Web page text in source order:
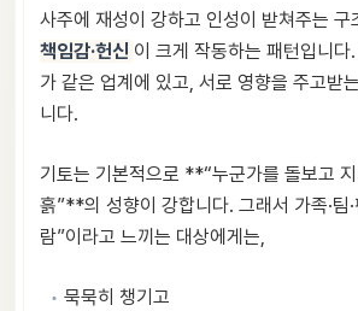
사주에 재성이 강하고 인성이 받쳐주는 구
책임감·헌신 이 크게 작동하는 패턴입니다
가 같은 업계에 있고, 서로 영향을 주고받
니다.
기토는 기본적으로 **“누군가를 돌보고
흙”**의 성향이 강합니다. 그래서 가족·팀
람”이라고 느끼는 대상에게는,
묵묵히 챙기고